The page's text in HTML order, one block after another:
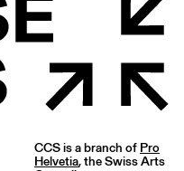
CCS is a branch of Pro
Helvetia, the Swiss Arts